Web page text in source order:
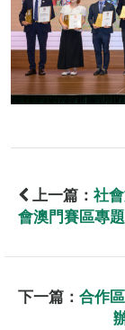
上一篇： 社
會澳門賽區專題
下一篇： 合作